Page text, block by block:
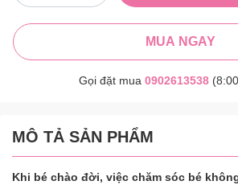
MUA NGAY
Gọi đặt mua 0902613538
MÔ TẢ SẢN PHẨM
Khi bé chào đời, việc chăm sóc bé